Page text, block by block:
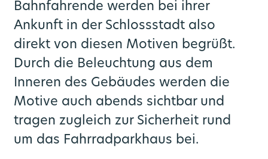
Bahnfahrende werden bei ihrer
Ankunft in der Schlossstadt also
direkt von diesen Motiven begrüßt.
Durch die Beleuchtung aus dem
Inneren des Gebäudes werden die
Motive auch abends sichtbar und
tragen zugleich zur Sicherheit rund
um das Fahrradparkhaus bei.